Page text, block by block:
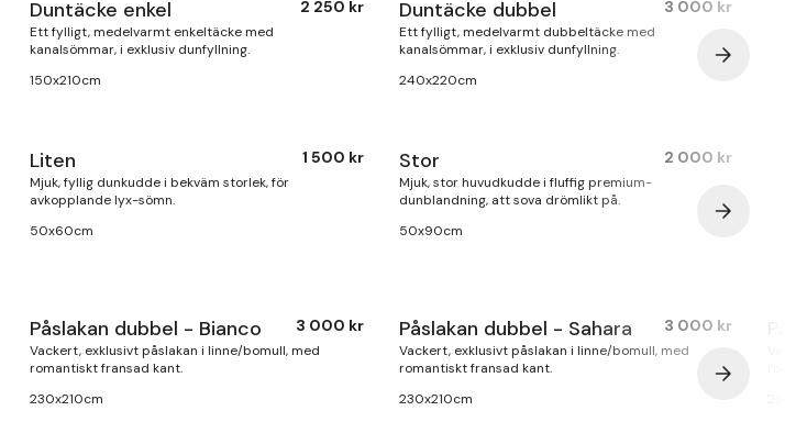
Finns i lager
Duntäcke enkel 2 250 kr
Ett fylligt, medelvarmt enkeltäcke med
kanalsömmar, i exklusiv dunfyllning.
150x210cm
Finns i lager
Duntäcke dubbel 3 000 kr
Ett fylligt, medelvarmt dubbeltäcke med
kanalsömmar, i exklusiv dunfyllning.
240x220cm
Finns i lager
Liten 1 500 kr
Mjuk, fyllig dunkudde i bekväm storlek, för
avkopplande lyx-sömn.
50x60cm
Finns i lager
Stor 2 000 kr
Mjuk, stor huvudkudde i fluffig premium-
dunblandning, att sova drömlikt på.
50x90cm
Finns i lager
Påslakan dubbel - Bianco 3 000 kr
Vackert, exklusivt påslakan i linne/bomull, med
romantiskt fransad kant.
230x210cm
Påslakan dubbel - Sahara 3 000 kr
Vackert, exklusivt påslakan i linne/bomull, med
romantiskt fransad kant.
230x210cm